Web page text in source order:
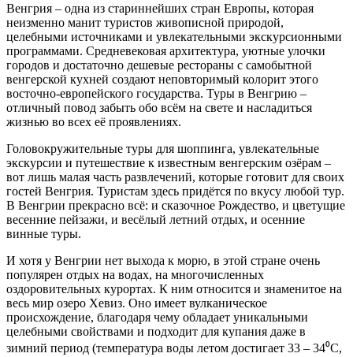
Венгрия – одна из стариннейших стран Европы, которая
неизменно манит туристов живописной природой,
целебными источниками и увлекательными экскурсионными
программами. Средневековая архитектура, уютные улочки
городов и достаточно дешевые рестораны с самобытной
венгерской кухней создают неповторимый колорит этого
восточно-европейского государства. Туры в Венгрию –
отличный повод забыть обо всём на свете и насладиться
жизнью во всех её проявлениях.
Головокружительные туры для шоппинга, увлекательные
экскурсии и путешествие к известным венгерским озёрам –
вот лишь малая часть развлечений, которые готовит для своих
гостей Венгрия. Туристам здесь придётся по вкусу любой тур.
В Венгрии прекрасно всё: и сказочное Рождество, и цветущие
весенние пейзажи, и весёлый летний отдых, и осенние
винные туры.
И хотя у Венгрии нет выхода к морю, в этой стране очень
популярен отдых на водах, на многочисленных
оздоровительных курортах. К ним относится и знаменитое на
весь мир озеро Хевиз. Оно имеет вулканическое
происхождение, благодаря чему обладает уникальными
целебными свойствами и подходит для купания даже в
зимний период (температура воды летом достигает 33 – 34⁰C,